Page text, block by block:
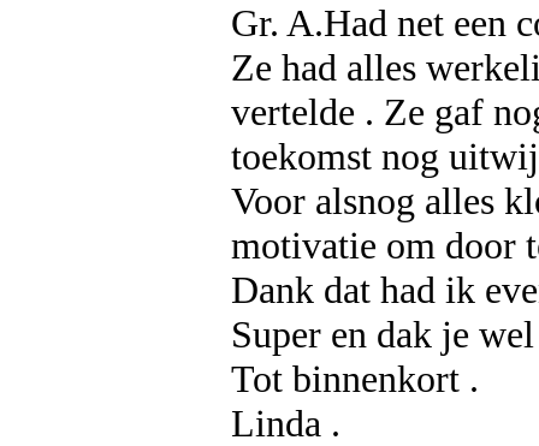
Gr. A.Had net een
Ze had alles
vertelde . Ze gaf
toekomst nog
Voor alsnog alles
motivatie om door
Dank dat had ik
Super en dak je
Tot binnenkort .
Linda .